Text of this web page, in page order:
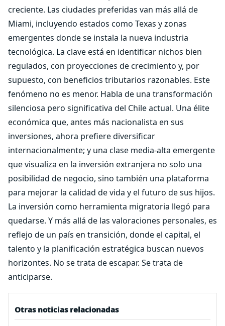
creciente. Las ciudades preferidas van más allá de
Miami, incluyendo estados como Texas y zonas
emergentes donde se instala la nueva industria
tecnológica. La clave está en identificar nichos bien
regulados, con proyecciones de crecimiento y, por
supuesto, con beneficios tributarios razonables. Este
fenómeno no es menor. Habla de una transformación
silenciosa pero significativa del Chile actual. Una élite
económica que, antes más nacionalista en sus
inversiones, ahora prefiere diversificar
internacionalmente; y una clase media-alta emergente
que visualiza en la inversión extranjera no solo una
posibilidad de negocio, sino también una plataforma
para mejorar la calidad de vida y el futuro de sus hijos.
La inversión como herramienta migratoria llegó para
quedarse. Y más allá de las valoraciones personales, es
reflejo de un país en transición, donde el capital, el
talento y la planificación estratégica buscan nuevos
horizontes. No se trata de escapar. Se trata de
anticiparse.
Otras noticias relacionadas